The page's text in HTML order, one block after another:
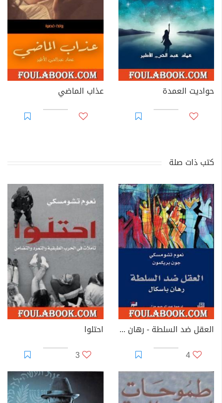
حواديت العمدة عذاب الماضي
كتب ذات صلة
العقل ضد السلطة - رهان باسكال
4
احتلوا
3